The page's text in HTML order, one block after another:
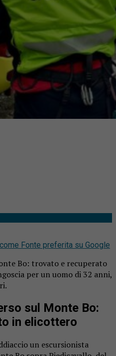
Fonte preferita su Google
Bo: trovato e recuperato
per un uomo di 32 anni,
sul Monte Bo:
in elicottero
un escursionista